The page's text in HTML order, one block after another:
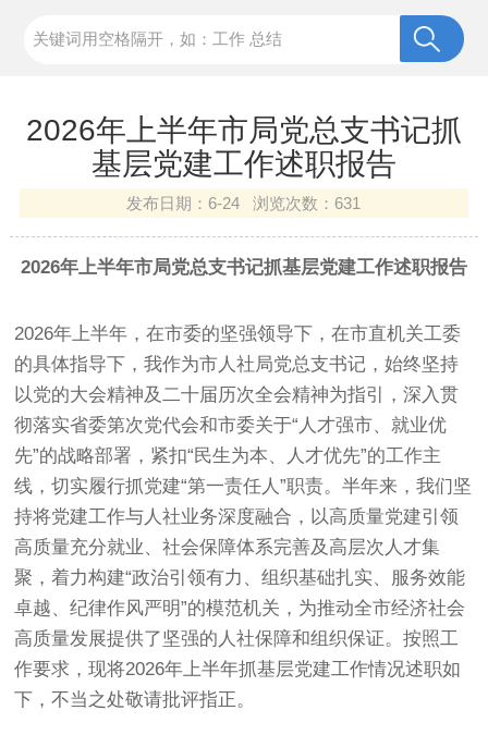
2026年上半年市局党总支书记抓
基层党建工作述职报告
发布日期： 6-24 浏览次数： 631
2026年上半年市局党总支书记抓基层党建工作述职报告
2026年上半年，在市委的坚强领导下，在市直机关工委
的具体指导下，我作为市人社局党总支书记，始终坚持
以党的大会精神及二十届历次全会精神为指引，深入贯
彻落实省委第次党代会和市委关于“人才强市、就业优
先”的战略部署，紧扣“民生为本、人才优先”的工作主
线，切实履行抓党建“第一责任人”职责。半年来，我们坚
持将党建工作与人社业务深度融合，以高质量党建引领
高质量充分就业、社会保障体系完善及高层次人才集
聚，着力构建“政治引领有力、组织基础扎实、服务效能
卓越、纪律作风严明”的模范机关，为推动全市经济社会
高质量发展提供了坚强的人社保障和组织保证。按照工
作要求，现将2026年上半年抓基层党建工作情况述职如
下，不当之处敬请批评指正。